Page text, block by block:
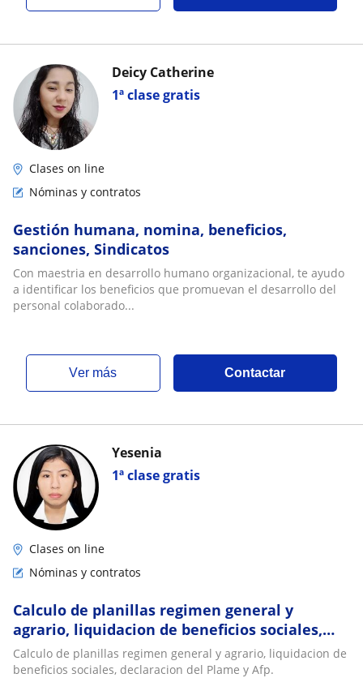
1ª clase gratis
Deicy Catherine
Clases on line
Nóminas y contratos
Gestión humana, nomina, beneficios,
sanciones, Sindicatos
Con maestria en desarrollo humano organizacional, te ayudo
a identificar los beneficios que promuevan el desarrollo del
personal colaborado...
ver más Contactar
1ª clase gratis
Yesenia
Clases on line
Nóminas y contratos
Calculo de planillas regimen general y
agrario, liquidacion de beneficios sociales,
declaracion del Plame y Afp
Calculo de planillas regimen general y agrario, liquidacion de
beneficios sociales, declaracion del Plame y Afp.